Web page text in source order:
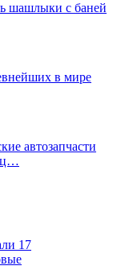
шашлыки с баней
в мире
автозапчасти
17